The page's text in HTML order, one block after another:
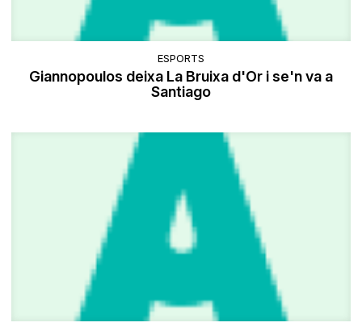
ESPORTS
Giannopoulos deixa La Bruixa d'Or i se'n va a
Santiago